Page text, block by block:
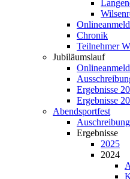
Chronik
Teilnehmer
Jubiläumslauf
Ergebnisse
Ergebnisse
Abendsportfest
Auschreibung
Ergebnisse
2025
2024